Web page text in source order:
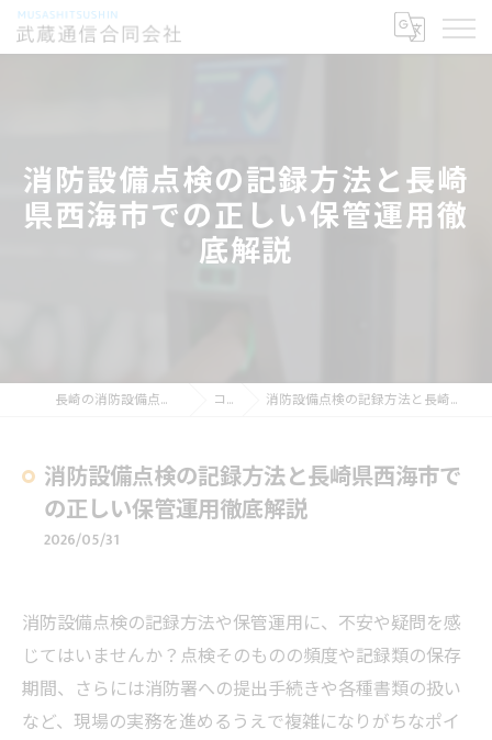
消防設備点検の記録方法と長崎
県西海市での正しい保管運用徹
底解説
長崎の消防設備点検なら武蔵通信合同会社 コラム 消防設備点検の記録方法と長崎県西海市での正しい保管運用徹底解説
消防設備点検の記録方法と長崎県西海市で
の正しい保管運用徹底解説
2026/05/31
消防設備点検の記録方法や保管運用に、不安や疑問を感
じてはいませんか？点検そのものの頻度や記録類の保存
期間、さらには消防署への提出手続きや各種書類の扱い
など、現場の実務を進めるうえで複雑になりがちなポイ